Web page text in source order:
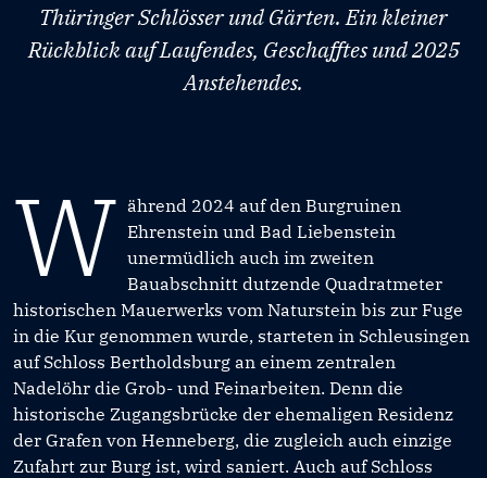
Thüringer Schlösser und Gärten. Ein kleiner
Rückblick auf Laufendes, Geschafftes und 2025
Anstehendes.
W ährend 2024 auf den Burgruinen
Ehrenstein und Bad Liebenstein
unermüdlich auch im zweiten
Bauabschnitt dutzende Quadratmeter
historischen Mauerwerks vom Naturstein bis zur Fuge
in die Kur genommen wurde, starteten in Schleusingen
auf Schloss Bertholdsburg an einem zentralen
Nadelöhr die Grob- und Feinarbeiten. Denn die
historische Zugangsbrücke der ehemaligen Residenz
der Grafen von Henneberg, die zugleich auch einzige
Zufahrt zur Burg ist, wird saniert. Auch auf Schloss